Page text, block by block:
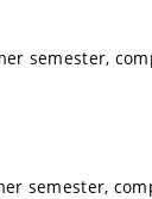
semester,
semester,